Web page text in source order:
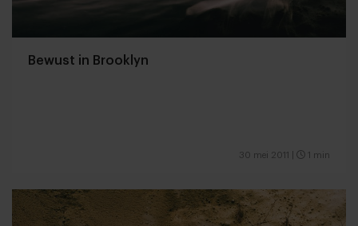
Bewust in Brooklyn
30 mei 2011 1 min